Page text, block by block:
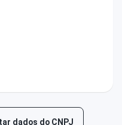
dados do CNPJ